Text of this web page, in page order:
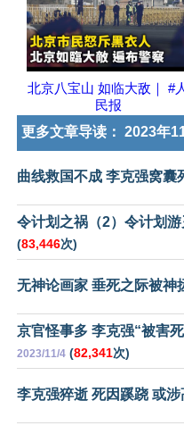
北京八宝山 如临大敌｜ #
民报
更多文章导读： 2023年
曲线救国不成 李克强窝囊
令计划之祸（2）令计划
(83,446次)
无神论画家 垂死之际被神
京官怪事多 李克强“被害
2023/11/4 (82,341次)
李克强猝逝 死因蹊跷 或